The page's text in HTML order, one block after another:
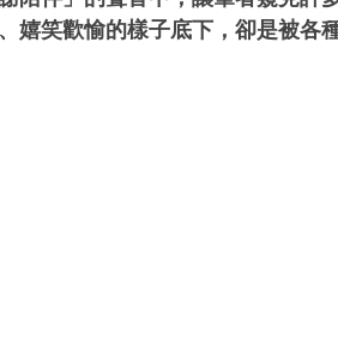
嬉笑歡愉的樣子底下，卻是被各